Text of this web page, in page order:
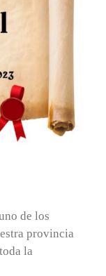
de los
provincia
la